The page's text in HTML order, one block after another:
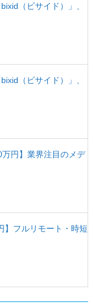
（ビサイド）」、
（ビサイド）」、
万円】業界注目のメデ
】フルリモート・時短